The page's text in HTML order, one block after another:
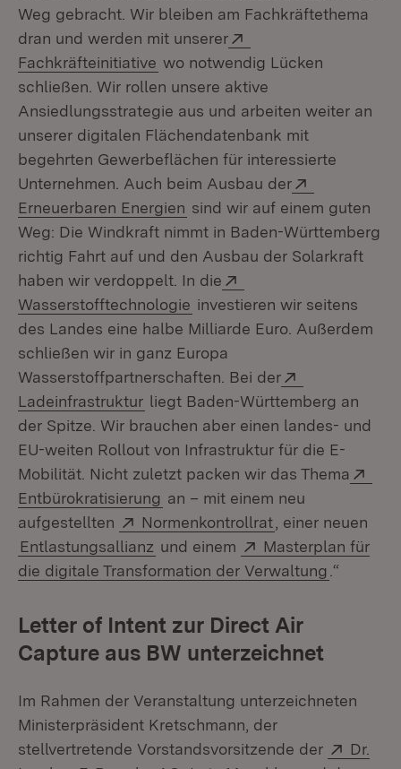
Weg gebracht. Wir bleiben am Fachkräftethema
dran und werden mit unserer
Fachkräfteinitiative (Öffnet in neuem Fenster)
wo notwendig Lücken
schließen. Wir rollen unsere aktive
Ansiedlungsstrategie aus und arbeiten weiter an
unserer digitalen Flächendatenbank mit
begehrten Gewerbeflächen für interessierte
Unternehmen. Auch beim Ausbau der
Erneuerbaren Energien (Öffnet in neuem Fenster)
sind wir auf einem guten
Weg: Die Windkraft nimmt in Baden-Württemberg
richtig Fahrt auf und den Ausbau der Solarkraft
haben wir verdoppelt. In die
Wasserstofftechnologie (Öffnet in neuem Fenster)
investieren wir seitens
des Landes eine halbe Milliarde Euro. Außerdem
schließen wir in ganz Europa
Wasserstoffpartnerschaften. Bei der
Ladeinfrastruktur (Öffnet in neuem Fenster)
liegt Baden-Württemberg an
der Spitze. Wir brauchen aber einen landes- und
EU-weiten Rollout von Infrastruktur für die E-
Mobilität. Nicht zuletzt packen wir das Thema
Entbürokratisierung (Öffnet in neuem Fenster)
an – mit einem neu
aufgestellten
Extern:
Normenkontrollrat (Öffnet in
, einer neuen
Entlastungsallianz und einem Extern:
Masterplan für
die digitale Transformation der Verwaltung (Öffnet
.“
Letter of Intent zur Direct Air
Capture aus BW unterzeichnet
Im Rahmen der Veranstaltung unterzeichneten
Ministerpräsident Kretschmann, der
stellvertretende Vorstandsvorsitzende der
Extern:
Dr.